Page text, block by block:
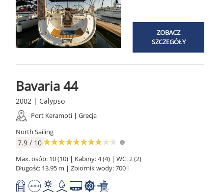
ZOBACZ
SZCZEGÓŁY
Bavaria 44
2002 | Calypso
Port Keramoti | Grecja
North Sailing
7.9 / 10
Max. osób: 10 (10) | Kabiny: 4 (4) | WC: 2 (2)
Długość: 13.95 m | Zbiornik wody: 700 l